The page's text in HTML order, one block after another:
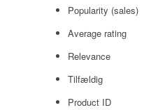
Popularity (sales)
Average rating
Relevance
Tilfældig
Product ID